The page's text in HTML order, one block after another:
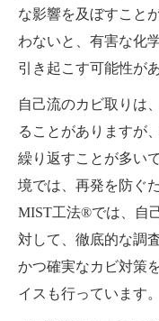
な影響を及ぼすこと
わないと、有害な化
引き起こす可能性が
自己流のカビ取りは
ることがありますが
繰り返すことが多い
境では、再発を防ぐ
MIST工法®では、自
対して、徹底的な調
かつ確実なカビ対策
イスも行っています。